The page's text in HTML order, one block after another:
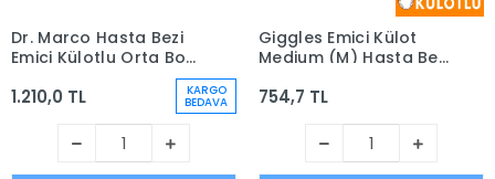
Dr. Marco Hasta Bezi
Emici Külotlu Orta Boy
( M) 90 adet - 3 Paket
1.210,0 TL KARGO
BEDAVA
Giggles Emici Külot
Medium (M) Hasta Bezi
754,7 TL